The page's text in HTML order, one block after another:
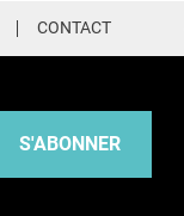
CONTACT
S'ABONNER